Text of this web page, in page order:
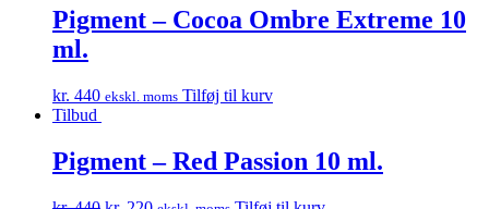
Pigment – Cocoa Ombre Extreme 10
ml.
kr. 440 ekskl. moms Tilføj til kurv
Tilbud
Pigment – Red Passion 10 ml.